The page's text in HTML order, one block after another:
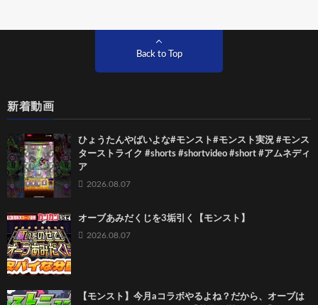
Back to Top
新着動画
ひょうたんやばいよな#モンスト#モンスト実況 #モンス
ターストライク #shorts #shortvideo #short #アムネディ
ア
2026.08.07
オーブあみだくじを3垢引く【モンスト】
2026.08.07
【モンスト】今月aコラボやるよね？だから、オーブは